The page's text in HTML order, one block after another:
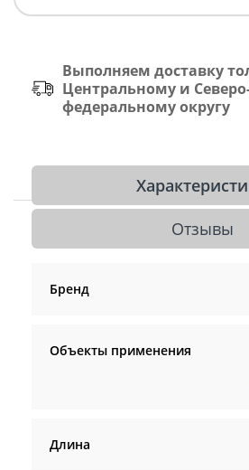
Выполняем доставку
Центральному и
федеральному округу
Отзывы
Бренд
Объекты применения
Длина